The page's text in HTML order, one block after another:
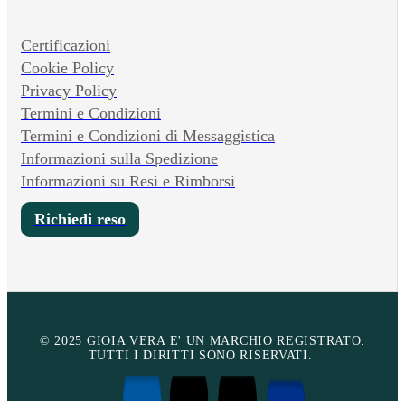
Certificazioni
Cookie Policy
Privacy Policy
Termini e Condizioni
Termini e Condizioni di Messaggistica
Informazioni sulla Spedizione
Informazioni su Resi e Rimborsi
Richiedi reso
© 2025 GIOIA VERA E' UN MARCHIO REGISTRATO.
TUTTI I DIRITTI SONO RISERVATI.